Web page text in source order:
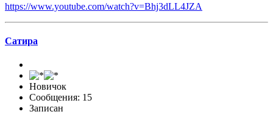
https://www.youtube.com/watch?v=Bhj3dLL4JZA
Сатира
Новичок
Сообщения: 15
Записан